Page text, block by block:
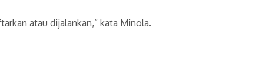
atau dijalankan,” kata Minola.